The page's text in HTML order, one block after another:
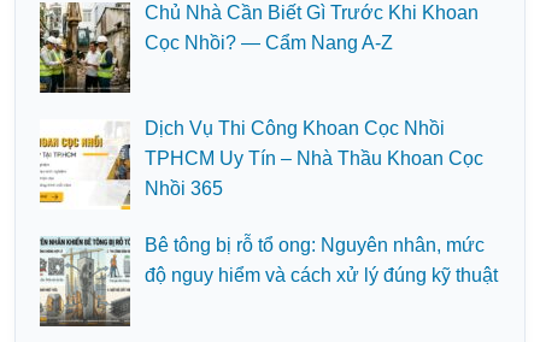
Chủ Nhà Cần Biết Gì Trước Khi Khoan
Cọc Nhồi? — Cẩm Nang A-Z
Dịch Vụ Thi Công Khoan Cọc Nhồi
TPHCM Uy Tín – Nhà Thầu Khoan Cọc
Nhồi 365
Bê tông bị rỗ tổ ong: Nguyên nhân, mức
độ nguy hiểm và cách xử lý đúng kỹ thuật